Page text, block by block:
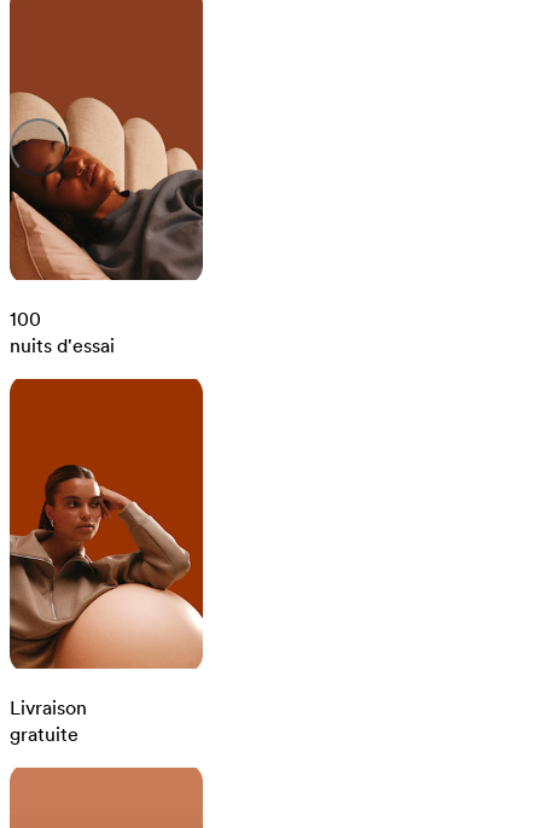
100
nuits d'essai
Livraison
gratuite